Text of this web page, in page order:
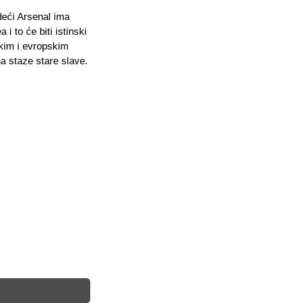
Arsenal ima
i to će biti istinski
i evropskim
staze stare slave.